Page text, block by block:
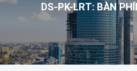
DS-PK-LRT: BÀN